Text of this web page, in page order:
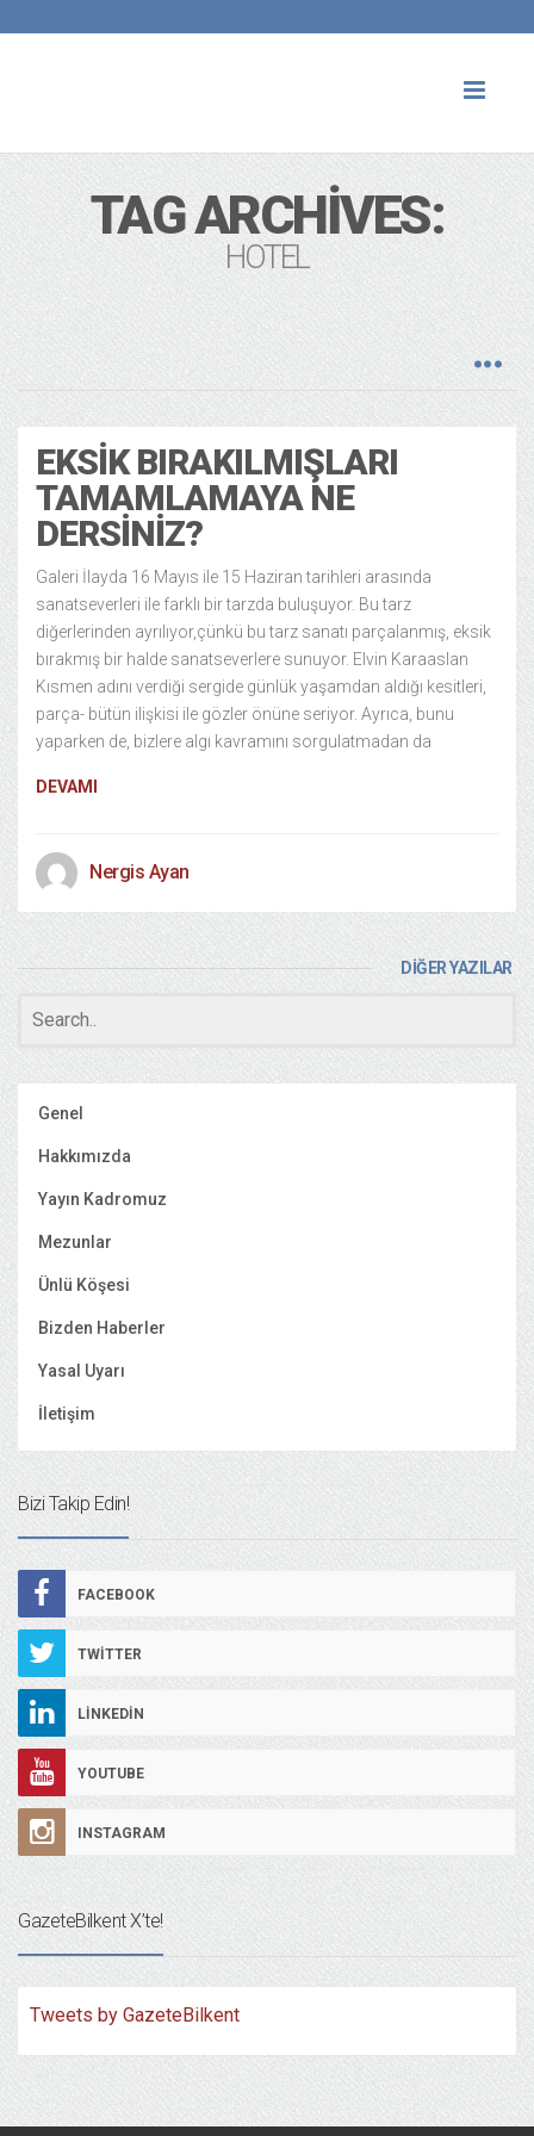
TAG ARCHIVES:
HOTEL
EKSIK BIRAKILMIŞLARI
TAMAMLAMAYA NE
DERSINIZ?
Galeri İlayda 16 Mayıs ile 15 Haziran tarihleri arasında
sanatseverleri ile farklı bir tarzda buluşuyor. Bu tarz
diğerlerinden ayrılıyor,çünkü bu tarz sanatı parçalanmış, eksik
bırakmış bir halde sanatseverlere sunuyor. Elvin Karaaslan
Kısmen adını verdiği sergide günlük yaşamdan aldığı kesitleri,
parça- bütün ilişkisi ile gözler önüne seriyor. Ayrıca, bunu
yaparken de, bizlere algı kavramını sorgulatmadan da
DEVAMI
Nergis Ayan
DİĞER YAZILAR
Genel
Hakkımızda
Yayın Kadromuz
Mezunlar
Ünlü Köşesi
Bizden Haberler
Yasal Uyarı
İletişim
Bizi Takip Edin!
FACEBOOK
TWITTER
LINKEDIN
YOUTUBE
INSTAGRAM
GazeteBilkent X’te!
Tweets by GazeteBilkent